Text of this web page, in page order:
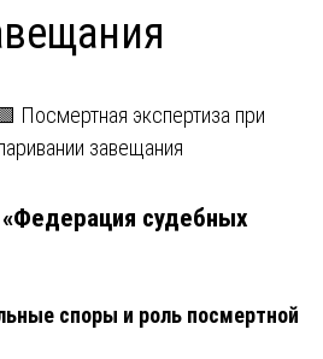
судебных
споры и роль посмертной